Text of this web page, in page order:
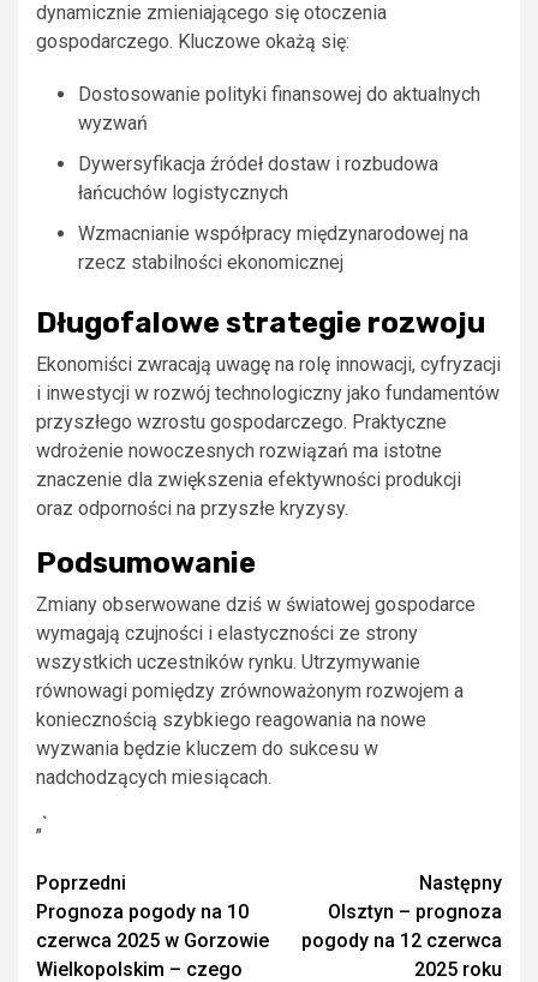
dynamicznie zmieniającego się otoczenia
gospodarczego. Kluczowe okażą się:
Dostosowanie polityki finansowej do aktualnych
wyzwań
Dywersyfikacja źródeł dostaw i rozbudowa
łańcuchów logistycznych
Wzmacnianie współpracy międzynarodowej na
rzecz stabilności ekonomicznej
Długofalowe strategie rozwoju
Ekonomiści zwracają uwagę na rolę innowacji, cyfryzacji
i inwestycji w rozwój technologiczny jako fundamentów
przyszłego wzrostu gospodarczego. Praktyczne
wdrożenie nowoczesnych rozwiązań ma istotne
znaczenie dla zwiększenia efektywności produkcji
oraz odporności na przyszłe kryzysy.
Podsumowanie
Zmiany obserwowane dziś w światowej gospodarce
wymagają czujności i elastyczności ze strony
wszystkich uczestników rynku. Utrzymywanie
równowagi pomiędzy zrównoważonym rozwojem a
koniecznością szybkiego reagowania na nowe
wyzwania będzie kluczem do sukcesu w
nadchodzących miesiącach.
„`
Zobacz
wpisy
Poprzedni
Prognoza pogody na 10
czerwca 2025 w Gorzowie
Wielkopolskim – czego
Następny
Olsztyn – prognoza
pogody na 12 czerwca
2025 roku